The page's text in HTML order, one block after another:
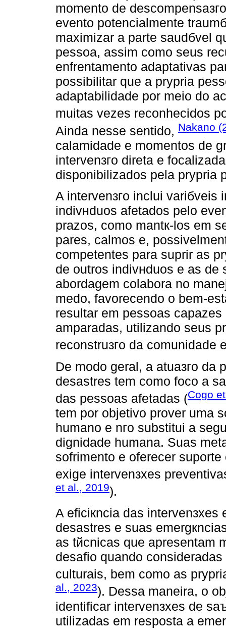
momento de
evento potencialmente
maximizar a parte saudбvel
pessoa, assim como seus
enfrentamento adaptativas
possibilitar que a prуpria
adaptabilidade por meio do
muitas vezes reconhecidos
Ainda nesse sentido, Nakano
calamidade e momentos de
intervenзгo direta e
disponibilizados pela prуpria
A intervenзгo inclui variбveis
indivнduos afetados pelo
prazos, como mantк-los em
pares, calmos e,
competentes para suprir as
de outros indivнduos e as de
abordagem colabora no
medo, favorecendo o bem-
resultar em pessoas
amparadas, utilizando seus
reconstruзгo da comunidade
De modo geral, a atuaзгo da
desastres tem como foco a
das pessoas afetadas (Cogo
tem por objetivo prover uma
humano e nгo substitui a
dignidade humana. Suas
sofrimento e oferecer
exige intervenзхes
et al., 2019).
A eficiкncia das intervenзхes
desastres e suas
as tйcnicas que apresentam
desafio quando
culturais, bem como as
al., 2023). Dessa maneira, o
identificar intervenзхes de
utilizadas em resposta a